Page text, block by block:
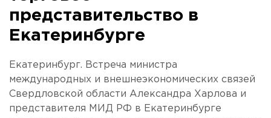
представительство в
Екатеринбурге
Екатеринбург. Встреча министра
международных и внешнеэкономических связей
Свердловской области Александра Харлова и
представителя МИД РФ в Екатеринбурге